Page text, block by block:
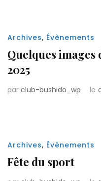
Archives, Évènements
Quelques images
2025
par club-bushido_wp le
Archives, Évènements
Fête du sport